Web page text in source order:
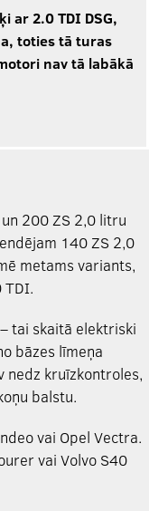
ar 2.0 TDI DSG,
toties tā turas
nav tā labākā
200 ZS 2,0 litru
140 ZS 2,0
metams variants,
TDI.
tai skaitā elektriski
bāzes līmeņa
nedz kruīzkontroles,
balstu.
vai Opel Vectra.
vai Volvo S40